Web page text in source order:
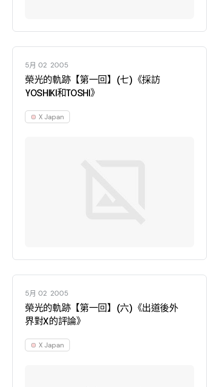
5月 02 2005
榮光的軌跡【第一回】(七)《採訪
YOSHIKI和TOSHI》
X Japan
5月 02 2005
榮光的軌跡【第一回】(六)《出道後外
界對X的評論》
X Japan